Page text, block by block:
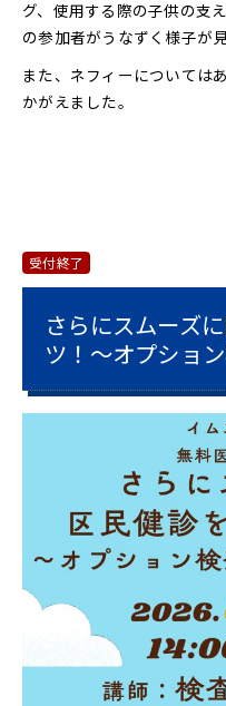
グ、使用する際の子供の支
の参加者がうなずく様子が
また、ネフィーについては
かがえました。
受付終了
さらにスムーズ
ツ！～オプショ